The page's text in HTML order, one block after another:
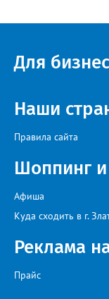
Для
Наши
Правила сайта
Шоппинг и
Афиша
Куда сходить в г.
Реклама
Прайс